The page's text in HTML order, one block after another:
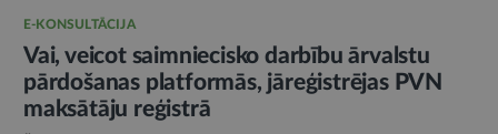
E-KONSULTĀCIJA
Vai, veicot saimniecisko darbību ārvalstu
pārdošanas platformās, jāreģistrējas PVN
maksātāju reģistrā